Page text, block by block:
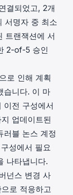
결되었고, 2개
서명자 중 최소
트랜잭션에 서
2-of-5 승인
로 인해 계획
습니다. 이 마
이전 구성에서
업데이트된
러블 논스 계정
성에서 필요
나타냅니다.
넌스 변경 사
로 적응하고